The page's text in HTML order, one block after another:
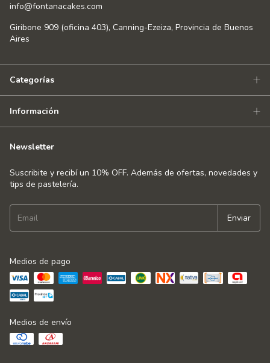
info@fontanacakes.com
Giribone 909 (oficina 403), Canning-Ezeiza, Provincia de Buenos
Aires
Categorías
Información
Newsletter
Suscribite y recibí un 10% OFF. Además de ofertas, novedades y
tips de pastelería.
Medios de pago
Medios de envío